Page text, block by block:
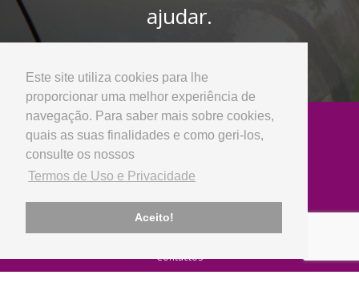
Este site utiliza cookies para lhe
proporcionar uma melhor experiência de
navegação. Para saber mais sobre cookies,
quais as suas finalidades e como geri-los,
consulte os nossos
Termos de Uso e Privacidade
Aceito!
ajudar.
Empresa
Contactos